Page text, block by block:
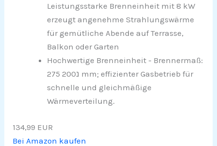
Leistungsstarke Brenneinheit mit 8 kW
erzeugt angenehme Strahlungswärme
für gemütliche Abende auf Terrasse,
Balkon oder Garten
Hochwertige Brenneinheit - Brennermaß:
275 נ200 mm; effizienter Gasbetrieb für
schnelle und gleichmäßige
Wärmeverteilung.
134,99 EUR
Bei Amazon kaufen